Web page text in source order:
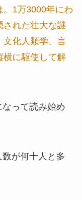
1万3000年にわ
された壮大な謎
文化人類学、言
横に駆使して解
って読み始め
が何十人と多